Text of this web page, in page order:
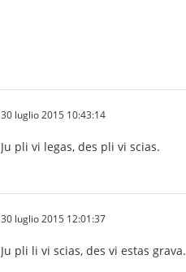
30 luglio 2015 10:43:14
Ju pli vi legas, des pli vi scias.
30 luglio 2015 12:01:37
Ju pli li vi scias, des vi estas grava.